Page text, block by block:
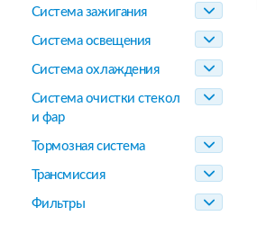
Система зажигания
Система освещения
Система охлаждения
Система очистки стекол
и фар
Тормозная система
Трансмиссия
Фильтры